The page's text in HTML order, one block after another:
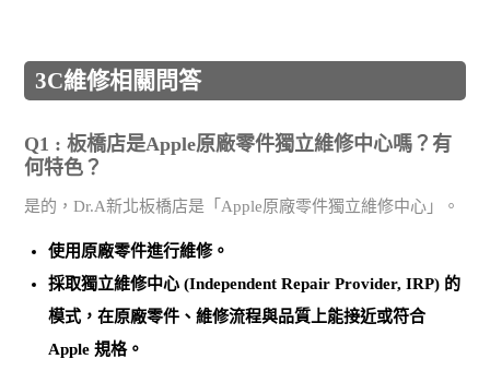
3C維修相關問答
Q1 : 板橋店是Apple原廠零件獨立維修中心嗎？有
何特色？
是的，Dr.A新北板橋店是「Apple原廠零件獨立維修中心」。
使用原廠零件進行維修。
採取獨立維修中心 (Independent Repair Provider, IRP) 的
模式，在原廠零件、維修流程與品質上能接近或符合
Apple 規格。